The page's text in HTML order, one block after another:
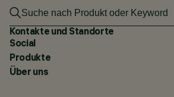
Kontakte und Standorte
Social
Produkte
Über uns